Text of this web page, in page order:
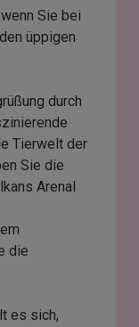
Sie bei
üppigen
durch
Tierwelt der
Sie die
Arenal
die
es sich,